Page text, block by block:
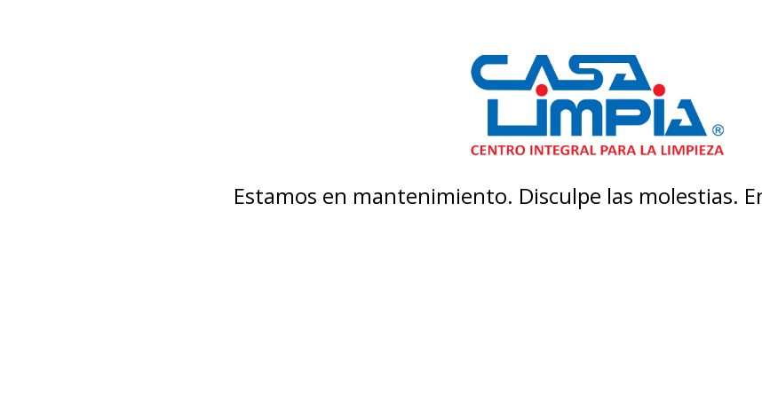
Estamos en mantenimiento. Disculpe las molestias.